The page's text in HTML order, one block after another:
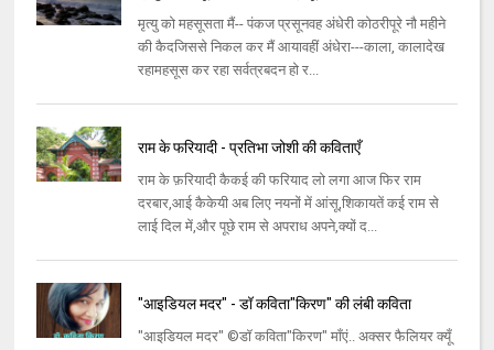
मृत्यु को महसूसता मैं-- पंकज प्रसूनवह अंधेरी कोठरीपूरे नौ महीने
की कैदजिससे निकल कर मैं आयावहीं अंधेरा---काला, कालादेख
रहामहसूस कर रहा सर्वत्रबदन हो र...
राम के फरियादी - प्रतिभा जोशी की कविताएँ
राम के फ़रियादी कैकई की फरियाद लो लगा आज फिर राम
दरबार,आई कैकेयी अब लिए नयनों में आंसू,शिकायतें कई राम से
लाई दिल में,और पूछे राम से अपराध अपने,क्यों द...
"आइडियल मदर" - डॉ कविता"किरण" की लंबी कविता
"आइडियल मदर" ©डॉ कविता"किरण" माँएं.. अक्सर फैलियर क्यूँ